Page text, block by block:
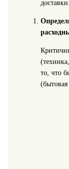
доставки.
то, что